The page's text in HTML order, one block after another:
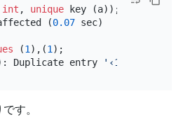
int , unique key (a));
(0.07 sec)
(1 ),(1 );
Duplicate entry '‹1›'
す。